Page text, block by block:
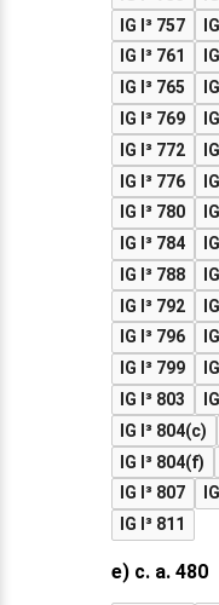
IG I³ 757
IG I³ 761
IG I³ 765
IG I³ 769
IG I³ 772
IG I³ 776
IG I³ 780
IG I³ 784
IG I³ 788
IG I³ 792
IG I³ 796
IG I³ 799
IG I³ 803
IG I³ 804(c)
IG I³ 804(f)
IG I³ 807
IG I³ 811
e) c. a. 480